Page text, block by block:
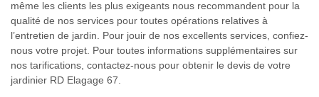
même les clients les plus exigeants nous recommandent pour la
qualité de nos services pour toutes opérations relatives à
l’entretien de jardin. Pour jouir de nos excellents services, confiez-
nous votre projet. Pour toutes informations supplémentaires sur
nos tarifications, contactez-nous pour obtenir le devis de votre
jardinier RD Elagage 67.